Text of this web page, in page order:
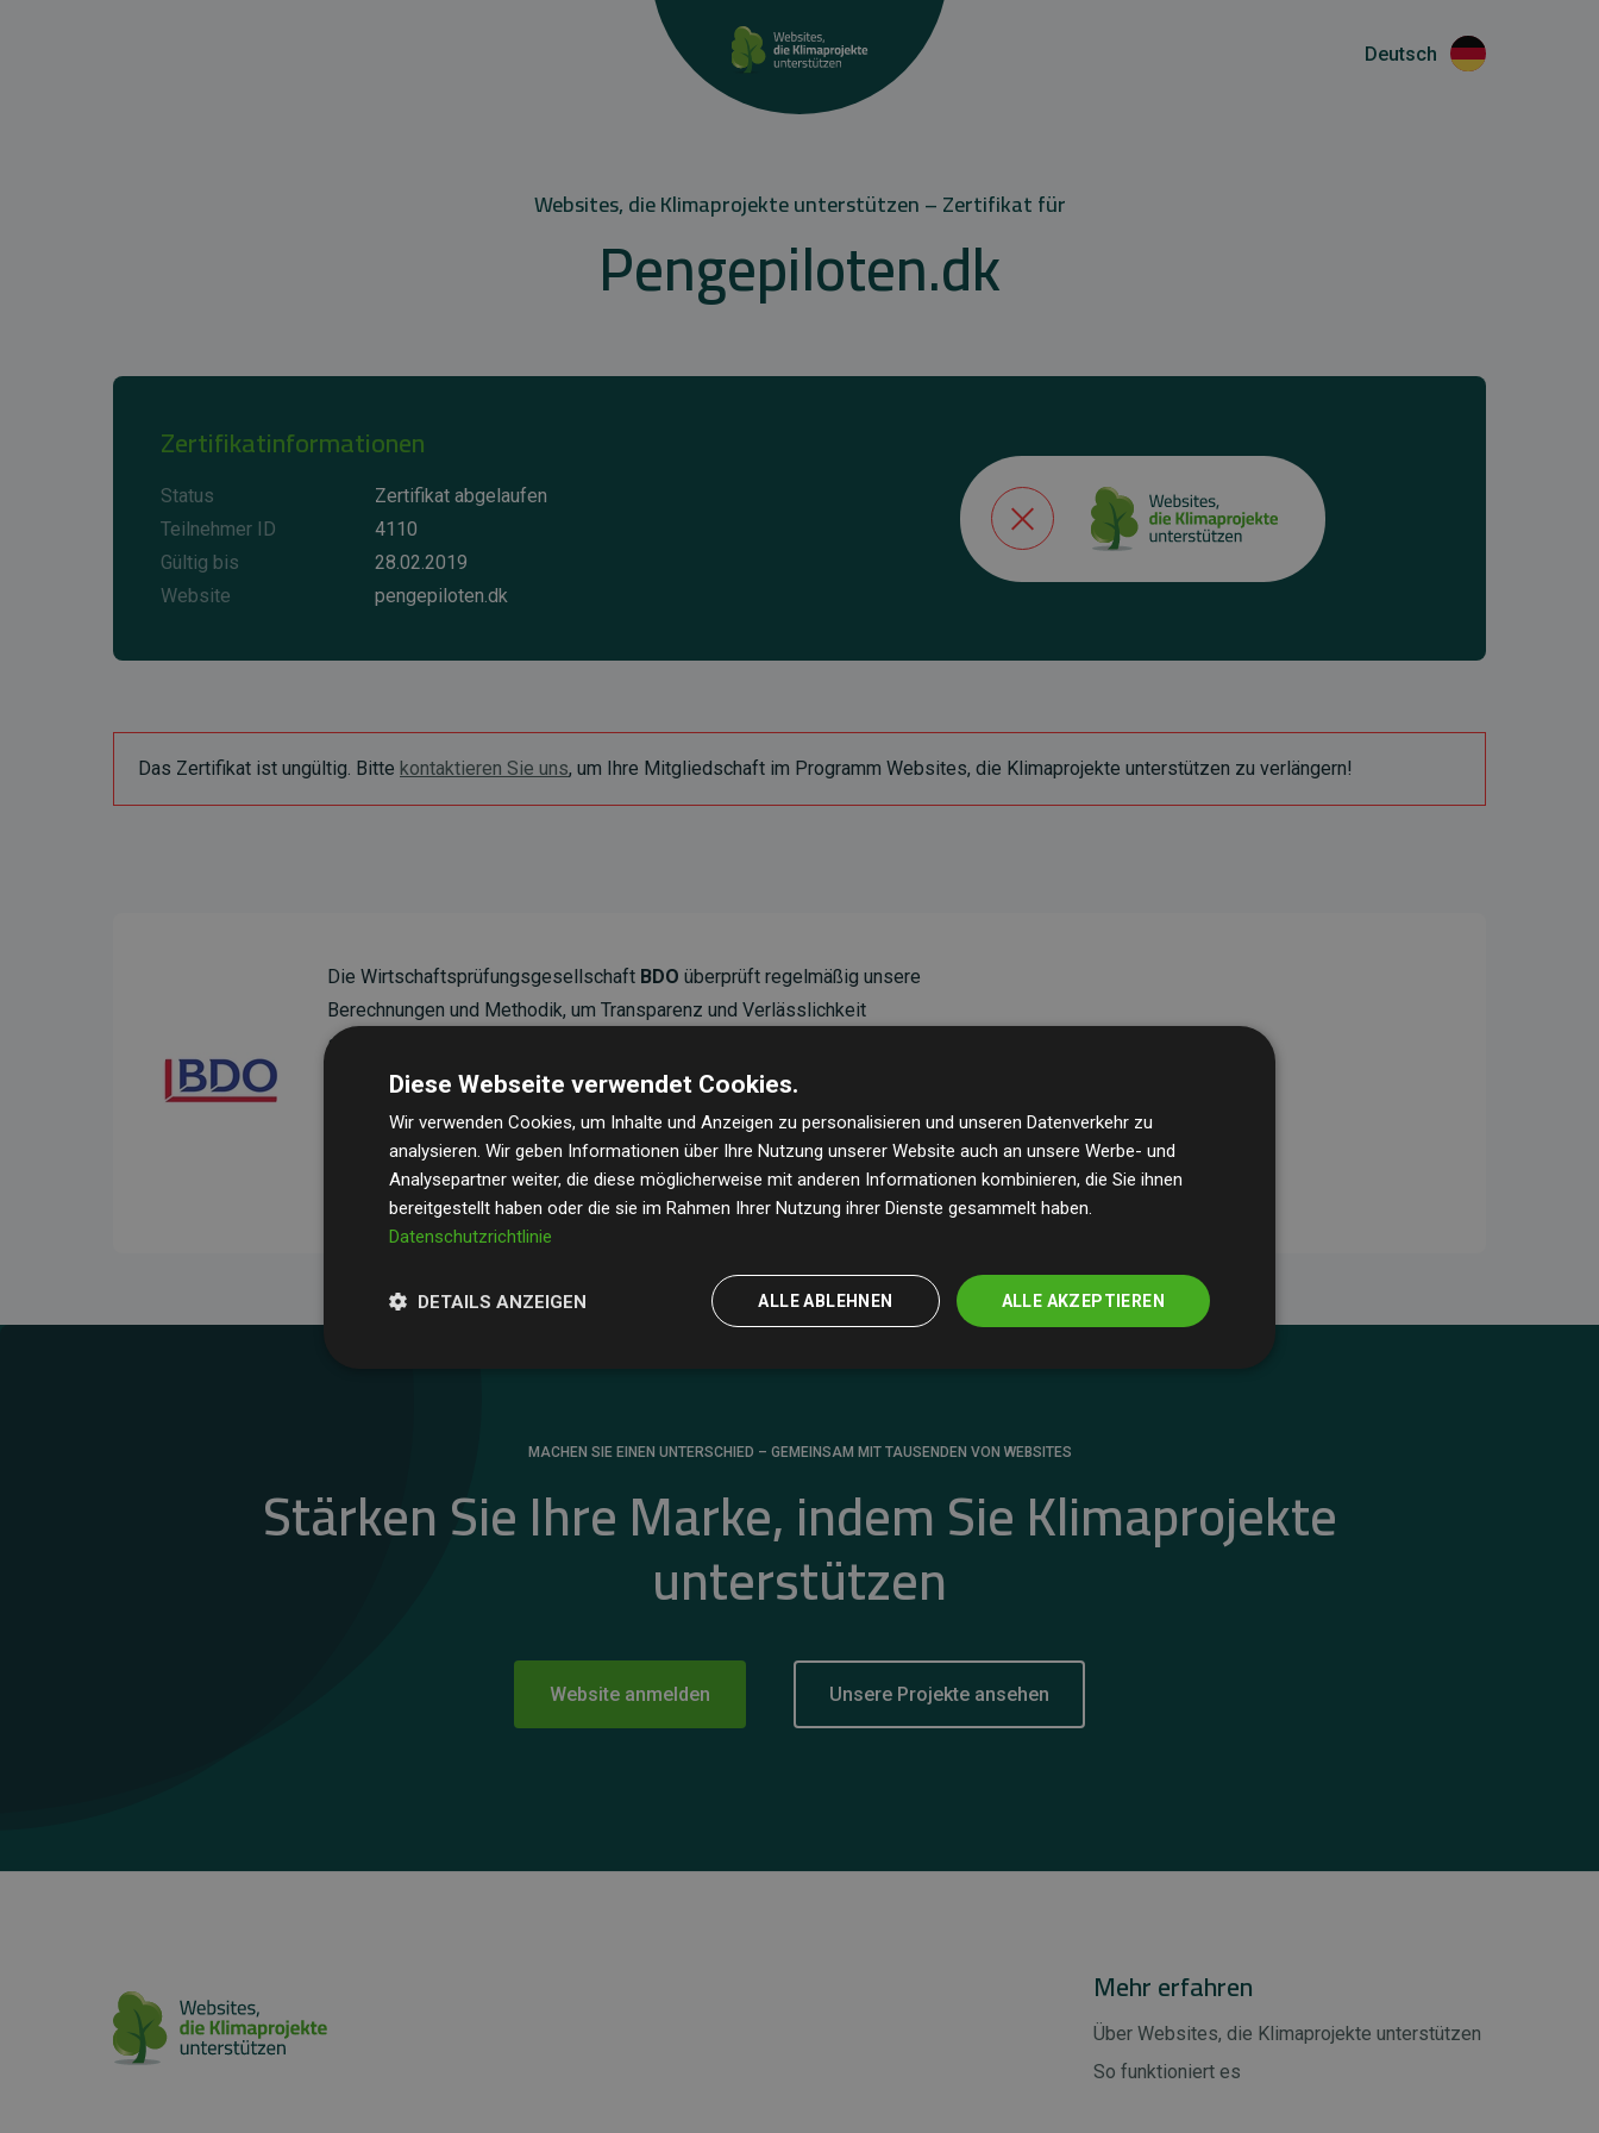
Deutsch
Websites, die Klimaprojekte unterstützen – Zertifikat für
Pengepiloten.dk
Zertifikatinformationen
Status
Zertifikat abgelaufen
Teilnehmer ID
4110
Gültig bis
28.02.2019
Website
pengepiloten.dk
Das Zertifikat ist ungültig. Bitte kontaktieren Sie uns, um Ihre Mitgliedschaft im Programm Websites, die Klimaprojekte unterstützen zu verlängern!
Die Wirtschaftsprüfungsgesellschaft BDO überprüft regelmäßig unsere
Berechnungen und Methodik, um Transparenz und Verlässlichkeit
sicherzustellen.
Ihre Prüfungen belegen, dass unsere Investitionen in Klimaschutzprojekte im
Durchschnitt200 % der geschätzten CO₂-Emissionender teilnehmenden
Websites kompensieren – ein klarer Nachweis für die messbare Klimawirkung
unseres Ansatzes.
MACHEN SIE EINEN UNTERSCHIED – GEMEINSAM MIT TAUSENDEN VON WEBSITES
Stärken Sie Ihre Marke, indem Sie Klimaprojekte
unterstützen
Website anmelden Unsere Projekte ansehen
Mehr erfahren
Über Websites, die Klimaprojekte unterstützen
So funktioniert es
Diese Webseite verwendet Cookies.
Wir verwenden Cookies, um Inhalte und Anzeigen zu personalisieren und unseren Datenverkehr zu
analysieren. Wir geben Informationen über Ihre Nutzung unserer Website auch an unsere Werbe- und
Analysepartner weiter, die diese möglicherweise mit anderen Informationen kombinieren, die Sie ihnen
bereitgestellt haben oder die sie im Rahmen Ihrer Nutzung ihrer Dienste gesammelt haben.
Datenschutzrichtlinie
ALLE AKZEPTIEREN
ALLE ABLEHNEN
DETAILS ANZEIGEN